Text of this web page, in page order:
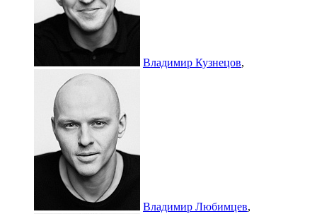
Владимир Кузнецов,
Владимир Любимцев,